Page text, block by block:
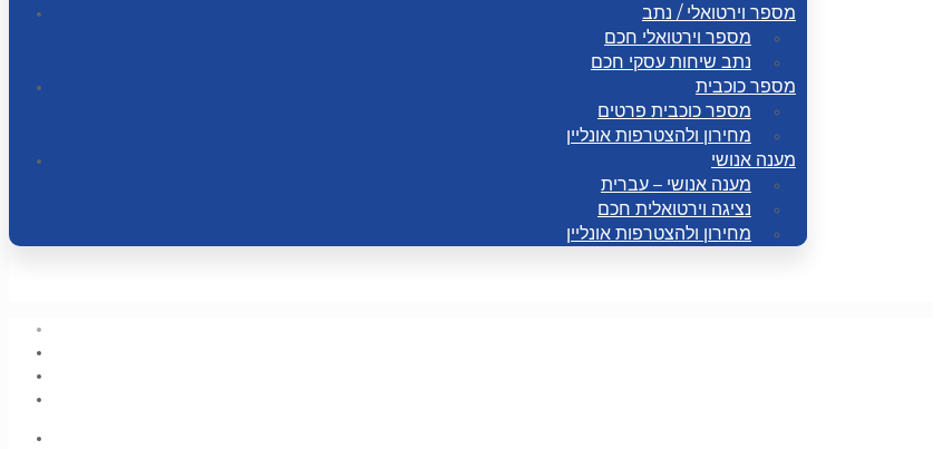
מספר וירטואלי / נתב
מספר וירטואלי חכם
נתב שיחות עסקי חכם
מספר כוכבית
מספר כוכבית פרטים
מחירון ולהצטרפות אונליין
מענה אנושי
מענה אנושי – עברית
נציגה וירטואלית חכם
מחירון ולהצטרפות אונליין